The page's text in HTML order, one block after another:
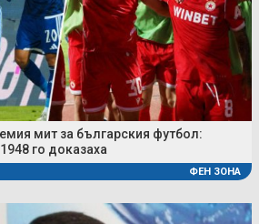
мит за българския футбол:
го доказаха
ФЕН ЗОНА